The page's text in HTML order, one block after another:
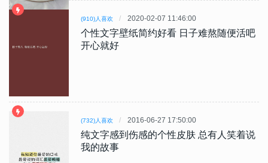
(910)人喜欢 2020-02-07 11:46:00
个性文字壁纸简约好看 日子难熬随便活吧
开心就好
(732)人喜欢 2016-06-27 17:50:00
纯文字感到伤感的个性皮肤 总有人笑着说
我的故事